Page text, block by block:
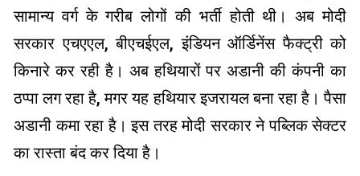
सामान्य वर्ग के गरीब लोगों की भर्ती होती थी। अब मोदी
सरकार एचएएल, बीएचईएल, इंडियन ऑर्डिनेंस फैक्ट्री को
किनारे कर रही है। अब हथियारों पर अडानी की कंपनी का
ठप्पा लग रहा है, मगर यह हथियार इजरायल बना रहा है। पैसा
अडानी कमा रहा है। इस तरह मोदी सरकार ने पब्लिक सेक्टर
का रास्ता बंद कर दिया है।